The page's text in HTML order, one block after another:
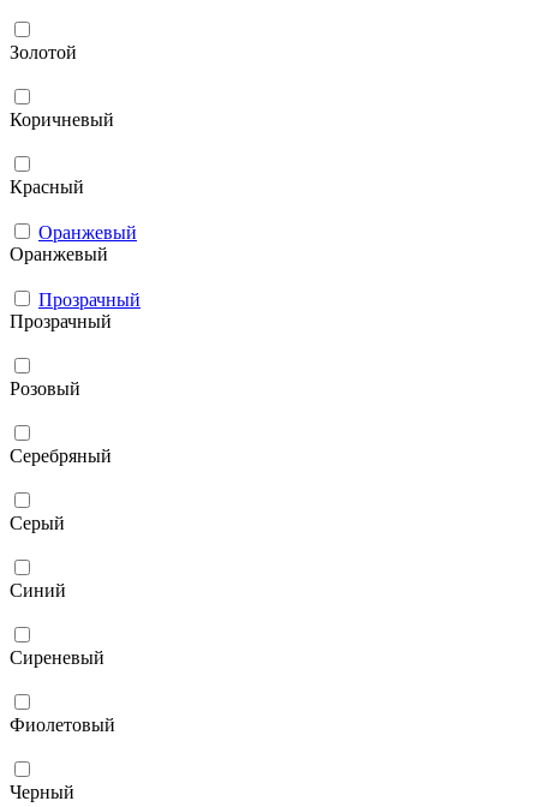
Золотой
Коричневый
Красный
Оранжевый
Оранжевый
Прозрачный
Прозрачный
Розовый
Серебряный
Серый
Синий
Сиреневый
Фиолетовый
Черный